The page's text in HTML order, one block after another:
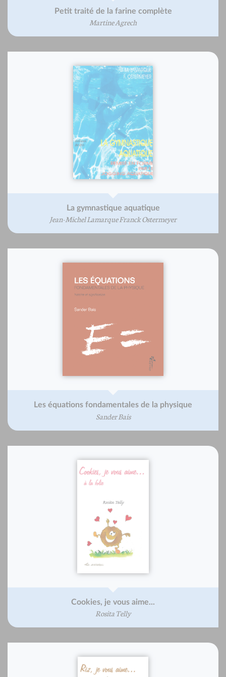
Petit traité de la farine complète
Martine Agrech
La gymnastique aquatique
Jean-Michel Lamarque Franck Ostermeyer
Les équations fondamentales de la physique
Sander Bais
Cookies, je vous aime...
Rosita Telly